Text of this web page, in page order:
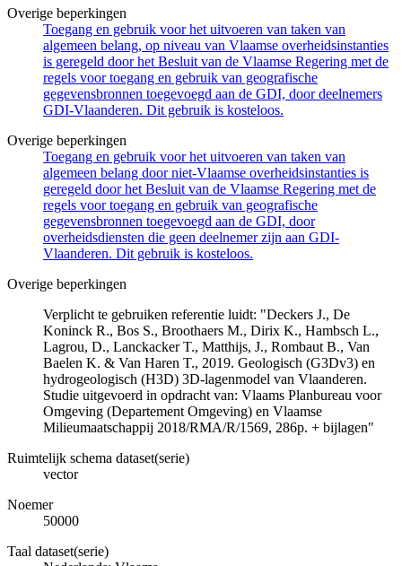
Overige beperkingen
Toegang en gebruik voor het uitvoeren van taken van
algemeen belang, op niveau van Vlaamse overheidsinstanties
is geregeld door het Besluit van de Vlaamse Regering met de
regels voor toegang en gebruik van geografische
gegevensbronnen toegevoegd aan de GDI, door deelnemers
GDI-Vlaanderen. Dit gebruik is kosteloos.
Overige beperkingen
Toegang en gebruik voor het uitvoeren van taken van
algemeen belang door niet-Vlaamse overheidsinstanties is
geregeld door het Besluit van de Vlaamse Regering met de
regels voor toegang en gebruik van geografische
gegevensbronnen toegevoegd aan de GDI, door
overheidsdiensten die geen deelnemer zijn aan GDI-
Vlaanderen. Dit gebruik is kosteloos.
Overige beperkingen
Verplicht te gebruiken referentie luidt: "Deckers J., De
Koninck R., Bos S., Broothaers M., Dirix K., Hambsch L.,
Lagrou, D., Lanckacker T., Matthijs, J., Rombaut B., Van
Baelen K. & Van Haren T., 2019. Geologisch (G3Dv3) en
hydrogeologisch (H3D) 3D-lagenmodel van Vlaanderen.
Studie uitgevoerd in opdracht van: Vlaams Planbureau voor
Omgeving (Departement Omgeving) en Vlaamse
Milieumaatschappij 2018/RMA/R/1569, 286p. + bijlagen"
Ruimtelijk schema dataset(serie)
vector
Noemer
50000
Taal dataset(serie)